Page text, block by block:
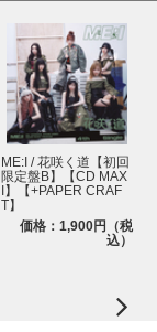
ME:I / 花咲く道【初回
限定盤B】【CD MAX
I】【+PAPER CRAF
T】
価格：1,900円（税
込）